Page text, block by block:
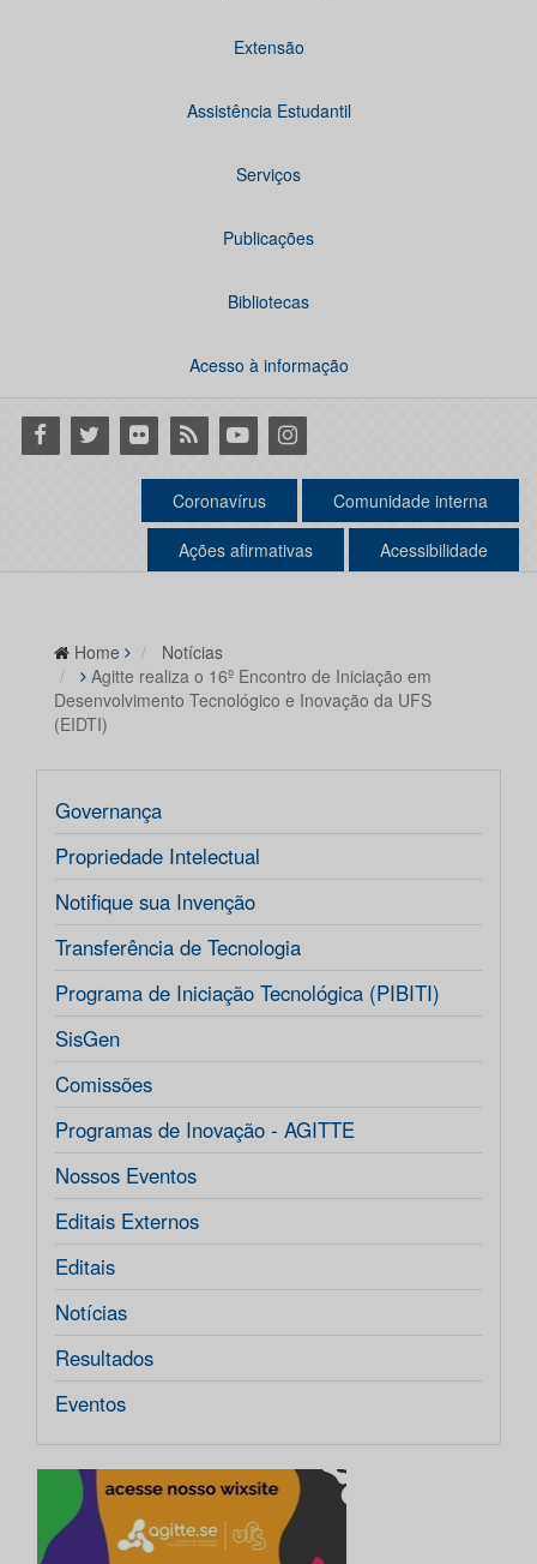
Extensão
Assistência Estudantil
Serviços
Publicações
Bibliotecas
Acesso à informação
Facebook
Twitter Flickr RSS YoutubeInstagram
Coronavírus Comunidade interna
Ações afirmativas Acessibilidade
Home
Notícias
Agitte realiza o 16º Encontro de Iniciação em
Desenvolvimento Tecnológico e Inovação da UFS
(EIDTI)
Governança
Propriedade Intelectual
Notifique sua Invenção
Transferência de Tecnologia
Programa de Iniciação Tecnológica (PIBITI)
SisGen
Comissões
Programas de Inovação - AGITTE
Nossos Eventos
Editais Externos
Editais
Notícias
Resultados
Eventos